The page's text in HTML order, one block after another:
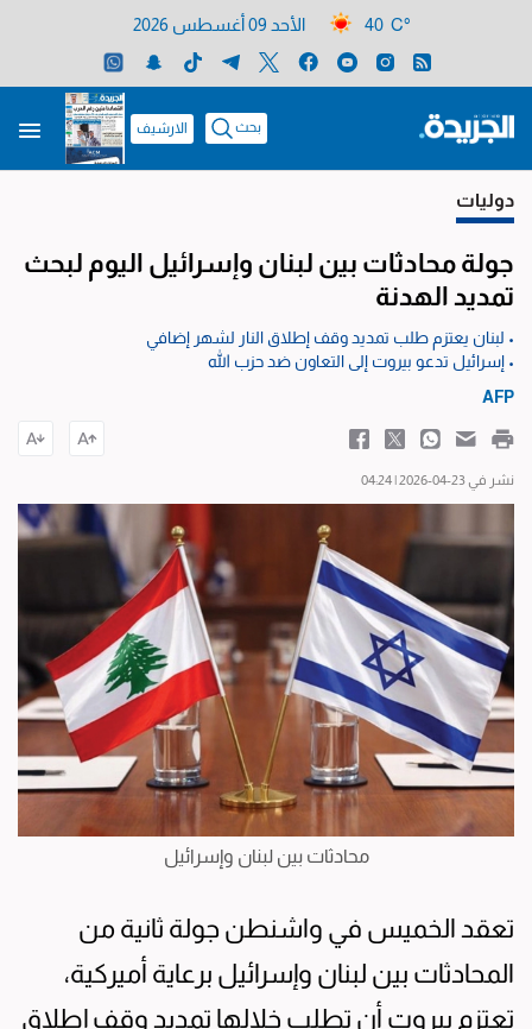
40 C° الأحد 09 أغسطس 2026
بحث الارشيف
دوليات
جولة محادثات بين لبنان وإسرائيل اليوم لبحث
تمديد الهدنة
• لبنان يعتزم طلب تمديد وقف إطلاق النار لشهر إضافي
• إسرائيل تدعو بيروت إلى التعاون ضد حزب الله
AFP
نشر في 23-04-2026 | 04:24
محادثات بين لبنان وإسرائيل
تعقد الخميس في واشنطن جولة ثانية من
المحادثات بين لبنان وإسرائيل برعاية أميركية،
تعتزم بيروت أن تطلب خلالها تمديد وقف إطلاق